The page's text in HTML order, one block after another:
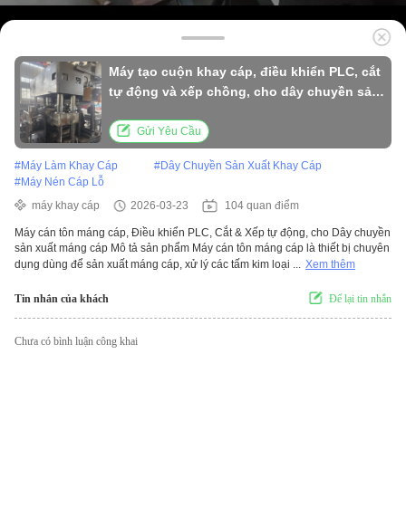
Máy tạo cuộn khay cáp, điều khiển PLC, cắt
tự động và xếp chồng, cho dây chuyền sản
Gửi Yêu Cầu
#Máy Làm Khay Cáp #Dây Chuyền Sản Xuất Khay Cáp
#Máy Nén Cáp Lỗ
máy khay cáp
2026-03-23 104 quan điểm
Máy cán tôn máng cáp, Điều khiển PLC, Cắt & Xếp tự động, cho Dây chuyền
sản xuất máng cáp Mô tả sản phẩm Máy cán tôn máng cáp là thiết bị chuyên
dụng dùng để sản xuất máng cáp, xử lý các tấm kim loại ... Xem thêm
Tin nhắn của khách Để lại tin nhắn
Chưa có bình luận công khai